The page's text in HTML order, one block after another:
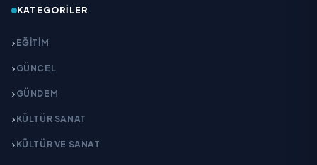
KATEGORILER
EĞITIM
GÜNCEL
GÜNDEM
KÜLTÜR SANAT
KÜLTÜR VE SANAT